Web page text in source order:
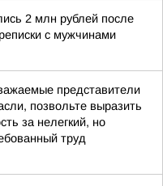
2 млн рублей после
с мужчинами
представители
позвольте выразить
за нелегкий, но
труд